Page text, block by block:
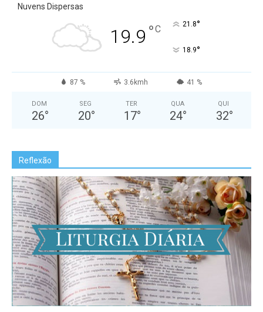
Nuvens Dispersas
19.9 °C 21.8°
18.9°
87 % 3.6kmh 41 %
DOM
26°
SEG
20°
TER
17°
QUA
24°
QUI
32°
Reflexão